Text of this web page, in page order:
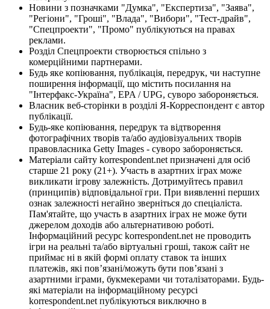
Новини з позначками "Думка", "Експертиза", "Заява",
"Регіони", "Гроші", "Влада", "Вибори", "Тест-драйв",
"Спецпроекти", "Промо" публікуються на правах
реклами.
Розділ Спецпроекти створюється спільно з
комерційними партнерами.
Будь яке копіювання, публікація, передрук, чи наступне
поширення інформації, що містить посилання на
"Інтерфакс-Україна", EPA / UPG, суворо забороняється.
Власник веб-сторінки в розділі Я-Корреспондент є автор
публікації.
Будь-яке копіювання, передрук та відтворення
фотографічних творів та/або аудіовізуальних творів
правовласника Getty Images - суворо забороняється.
Матеріали сайту korrespondent.net призначені для осіб
старше 21 року (21+). Участь в азартних іграх може
викликати ігрову залежність. Дотримуйтесь правил
(принципів) відповідальної гри. При виявленні перших
ознак залежності негайно зверніться до спеціаліста.
Пам'ятайте, що участь в азартних іграх не може бути
джерелом доходів або альтернативою роботі.
Інформаційний ресурс korrespondent.net не проводить
ігри на реальні та/або віртуальні гроші, також сайт не
приймає ні в якій формі оплату ставок та інших
платежів, які пов’язані/можуть бути пов’язані з
азартними іграми, букмекерами чи тоталізаторами. Будь-
які матеріали на інформаційному ресурсі
korrespondent.net публікуються виключно в